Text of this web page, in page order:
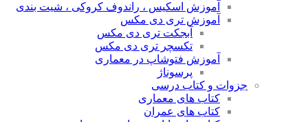
آموزش اسکیس ، راندوف کروکی ، شیت بندی
آموزش تری دی مکس
آبجکت تری دی مکس
تکسچر تری دی مکس
آموزش فتوشاپ در معماری
پرسوناژ
جزوات و کتاب درسی
کتاب های معماری
کتاب های عمران